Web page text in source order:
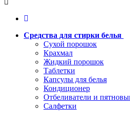
Средства для стирки белья
Сухой порошок
Крахмал
Жидкий порошок
Таблетки
Капсулы для белья
Кондиционер
Отбеливатели и
Салфетки